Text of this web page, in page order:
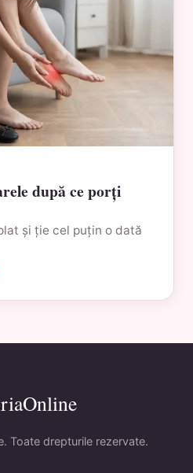
după ce porți
și ție cel puțin o dată
Toate drepturile rezervate.